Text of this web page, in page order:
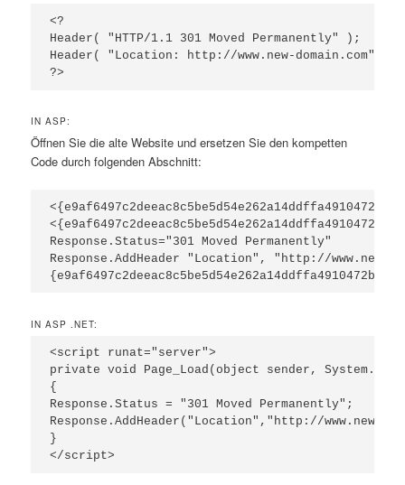
<?
Header( "HTTP/1.1 301 Moved Permanently" );
Header( "Location: http://www.new-domain.com" );
?>
IN ASP:
Öffnen Sie die alte Website und ersetzen Sie den kompetten
Code durch folgenden Abschnitt:
Response.Status="301 Moved Permanently"
Response.AddHeader "Location", "http://www.new-
IN ASP .NET:
<script runat="server">
private void Page_Load(object sender,
{
Response.Status = "301 Moved Permanently";
Response.AddHeader("Location","http://www.new-
}
</script>